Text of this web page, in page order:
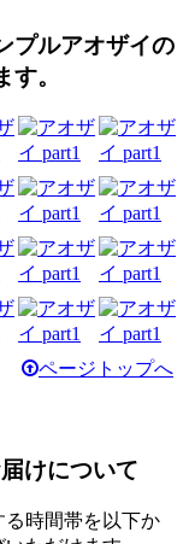
プルアオザイの
。
ページトップへ
けについて
る時間帯を以下か